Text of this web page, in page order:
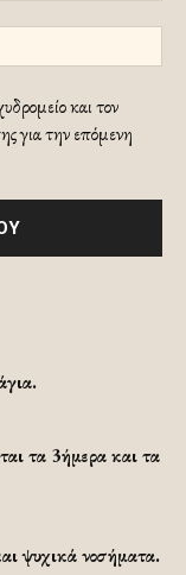
και τον
για την επόμενη
τα 3ήμερα και τα
ψυχικά νοσήματα.